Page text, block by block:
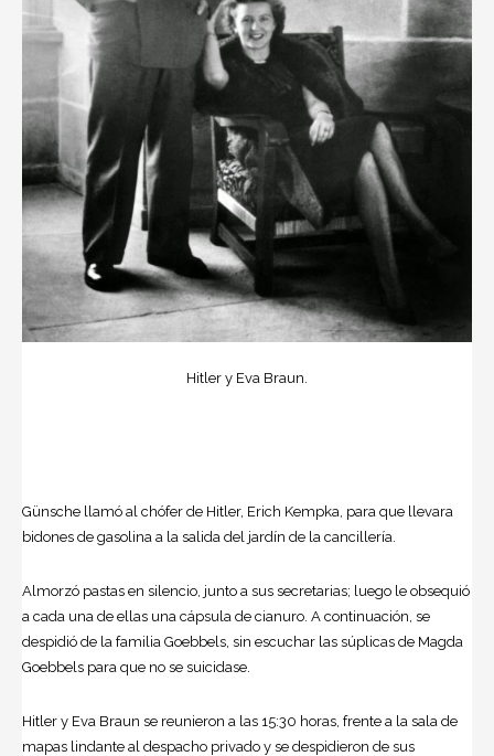
Hitler y Eva Braun.
Günsche llamó al chófer de Hitler, Erich Kempka, para que llevara
bidones de gasolina a la salida del jardín de la cancillería.
Almorzó pastas en silencio, junto a sus secretarias; luego le obsequió
a cada una de ellas una cápsula de cianuro. A continuación, se
despidió de la familia Goebbels, sin escuchar las súplicas de Magda
Goebbels para que no se suicidase.
Hitler y Eva Braun se reunieron a las 15:30 horas, frente a la sala de
mapas lindante al despacho privado y se despidieron de sus